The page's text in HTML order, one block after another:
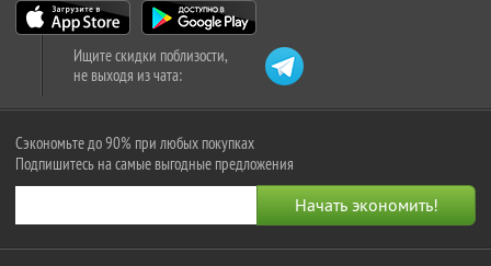
Ищите скидки поблизости,
не выходя из чата:
Сэкономьте до 90% при любых покупках
Подпишитесь на самые выгодные предложения